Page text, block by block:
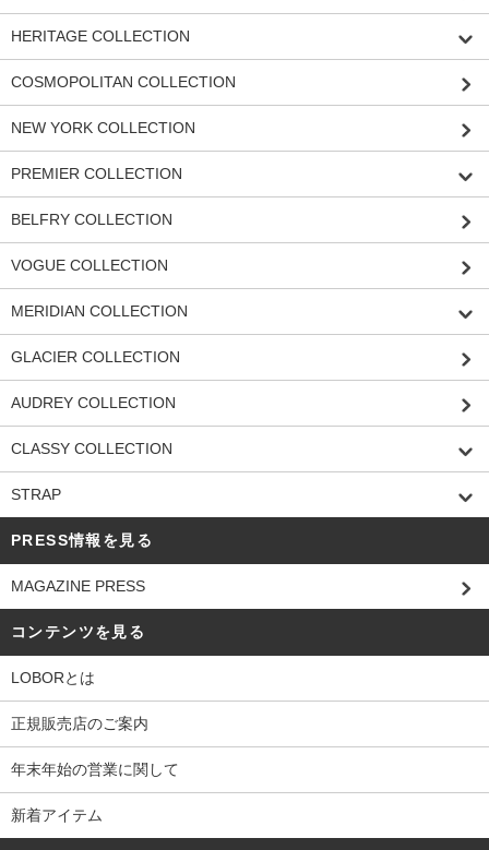
HERITAGE COLLECTION
COSMOPOLITAN COLLECTION
NEW YORK COLLECTION
PREMIER COLLECTION
BELFRY COLLECTION
VOGUE COLLECTION
MERIDIAN COLLECTION
GLACIER COLLECTION
AUDREY COLLECTION
CLASSY COLLECTION
STRAP
PRESS情報を見る
MAGAZINE PRESS
コンテンツを見る
LOBORとは
正規販売店のご案内
年末年始の営業に関して
新着アイテム